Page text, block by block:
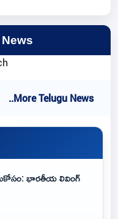
..More Telugu News
భారతీయ లివింగ్